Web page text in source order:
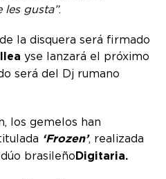
les gusta”.
la disquera será firmado
y se lanzará el próximo
será del Dj rumano
los gemelos han
‘Frozen’, realizada
brasileñoDigitaria.